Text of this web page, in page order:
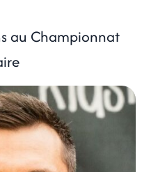
au Championnat